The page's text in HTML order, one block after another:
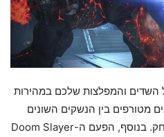
והמפלצות שלכם במהירות
מטורפים בין הנשקים השונים
והיכולות שתפתחו במהלך המשחק. בנוסף, הפעם ה-Doom Slayer